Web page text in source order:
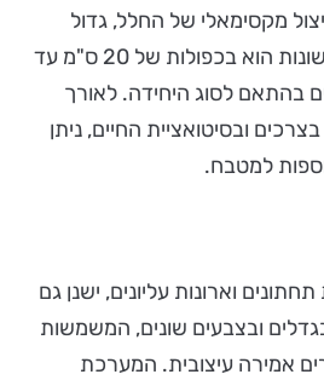
מקסימאלי של החלל, גדול
כקטן. רוחב היחידות השונות הוא בכפולות של 20 ס"מ עד
בהתאם לסוג היחידה. לאורך
ובסיטואציית החיים, ניתן
למטבח.
וארונות עליונים, ישנן גם
ובצבעים שונים, המשמשות
אמירה עיצובית. המערכת